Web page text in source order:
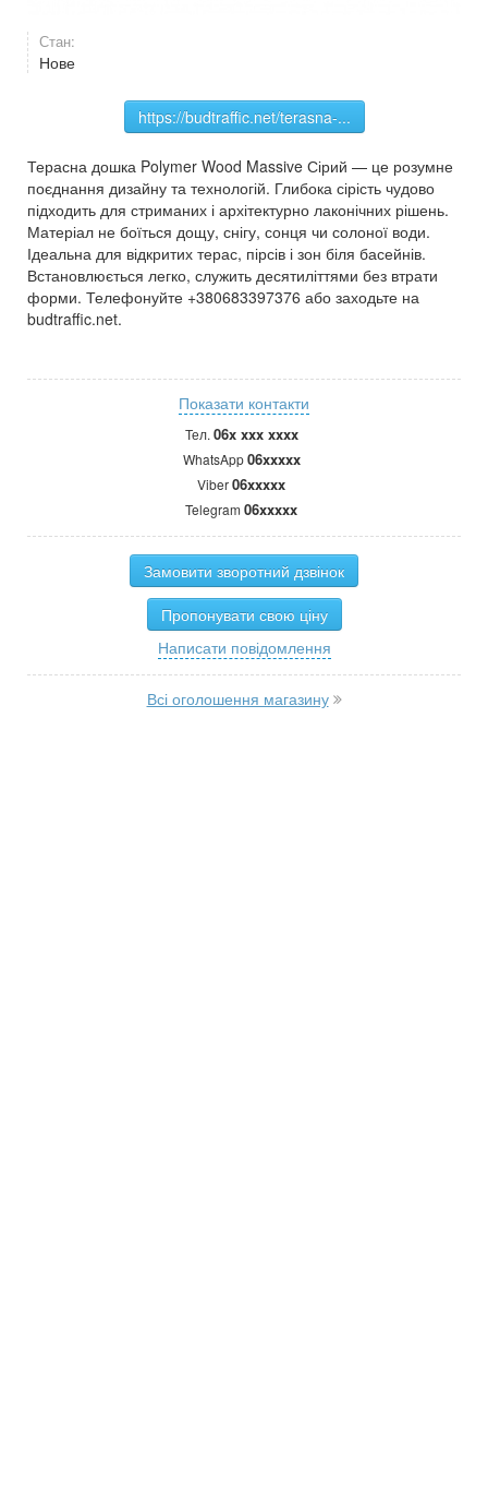
Стан:
Нове
https://budtraffic.net/terasna-...
Терасна дошка Polymer Wood Massive Сірий — це розумне
поєднання дизайну та технологій. Глибока сірість чудово
підходить для стриманих і архітектурно лаконічних рішень.
Матеріал не боїться дощу, снігу, сонця чи солоної води.
Ідеальна для відкритих терас, пірсів і зон біля басейнів.
Встановлюється легко, служить десятиліттями без втрати
форми. Телефонуйте +380683397376 або заходьте на
budtraffic.net.
Показати контакти
Тел. 06x xxx xxxx
WhatsApp06xxxxx
Viber06xxxxx
Telegram 06xxxxx
Замовити зворотний дзвінок
Пропонувати свою ціну
Написати повідомлення
Всі оголошення магазину